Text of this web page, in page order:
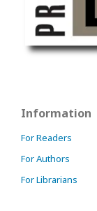
Information
For Readers
For Authors
For Librarians